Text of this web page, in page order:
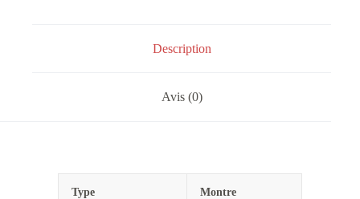
Description
Avis (0)
Type Montre